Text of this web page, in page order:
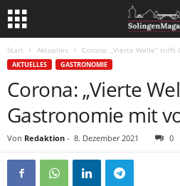
Start Aktuelles Corona: „Vierte Welle“
AKTUELLES GASTRONOMIE
Corona: „Vierte
Gastronomie mit
Von Redaktion - 8. Dezember 2021 0